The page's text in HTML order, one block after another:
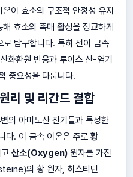
이 효소의 구조적 안정성 유지
효소의 촉매 활성을 정교하게
탐구합니다. 특히 전이 금속
환원 반응과 루이스 산-염기
중요성을 다룹니다.
리 및 리간드 결합
의 아미노산 잔기들과 특정한
다. 이 금속 이온은 주로 황
산소(Oxygen)원자를 가진
의 황 원자, 히스티딘